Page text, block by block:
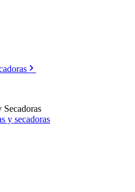
Secadoras
y secadoras